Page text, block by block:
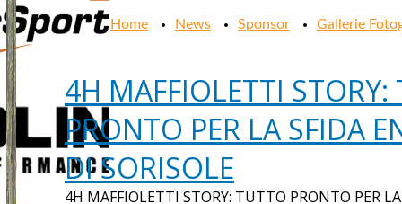
Home News Sponsor Gallerie
4H MAFFIOLETTI
PRONTO PER LA SFIDA
DI SORISOLE
4H MAFFIOLETTI STORY: TUTTO PRONTO PER